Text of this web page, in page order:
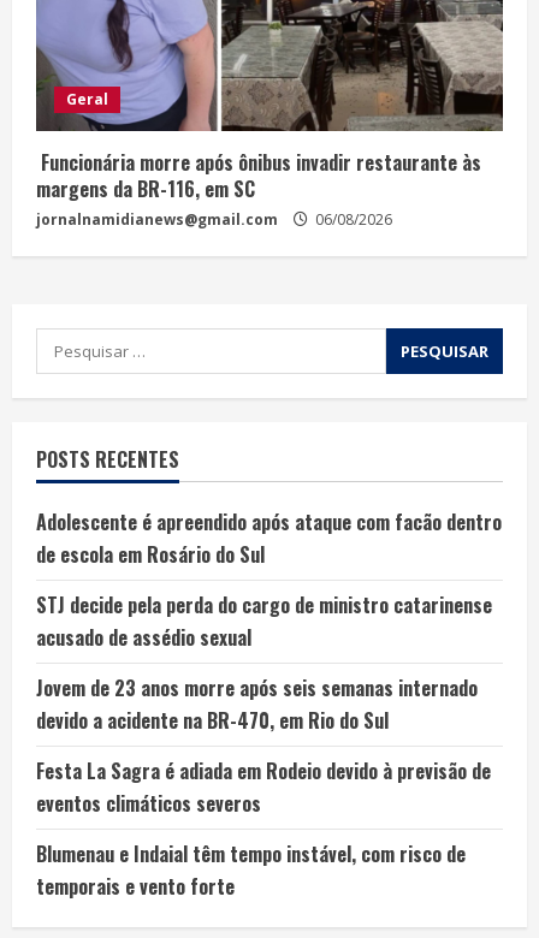
Geral
Funcionária morre após ônibus invadir restaurante às
margens da BR-116, em SC
jornalnamidianews@gmail.com 06/08/2026
POSTS RECENTES
Adolescente é apreendido após ataque com facão dentro
de escola em Rosário do Sul
STJ decide pela perda do cargo de ministro catarinense
acusado de assédio sexual
Jovem de 23 anos morre após seis semanas internado
devido a acidente na BR-470, em Rio do Sul
Festa La Sagra é adiada em Rodeio devido à previsão de
eventos climáticos severos
Blumenau e Indaial têm tempo instável, com risco de
temporais e vento forte